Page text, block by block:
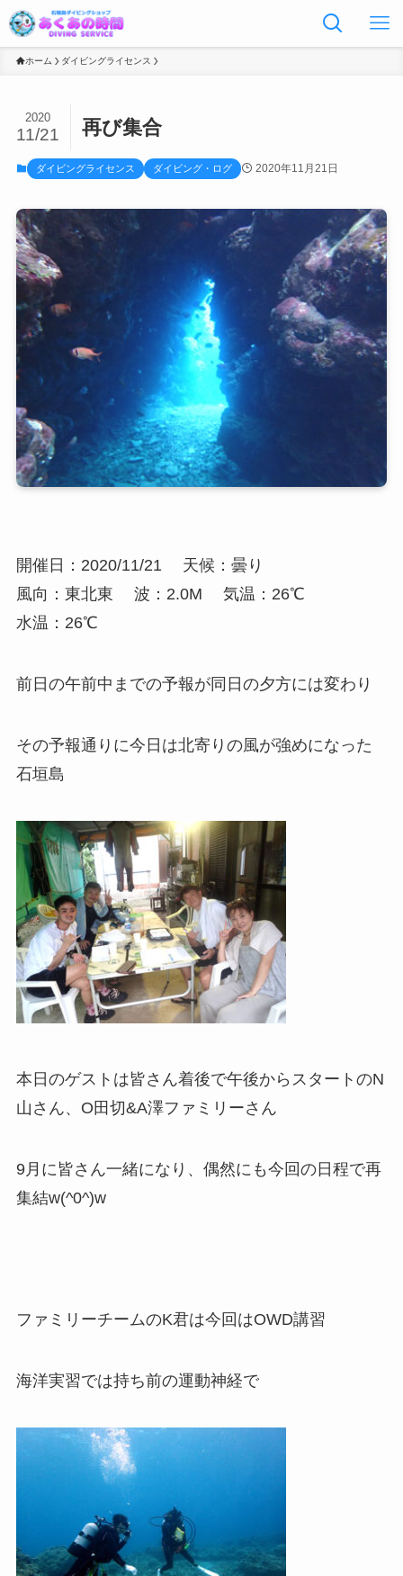
ホーム ダイビングライセンス
再び集合
2020
11/21
ダイビングライセンス ダイビング・ログ 2020年11月21日
開催日：2020/11/21
天候：曇り
風向：東北東
波：2.0M
気温：26℃
水温：26℃
前日の午前中までの予報が同日の夕方には変わり
その予報通りに今日は北寄りの風が強めになった
石垣島
本日のゲストは皆さん着後で午後からスタートのN
山さん、O田切&A澤ファミリーさん
9月に皆さん一緒になり、偶然にも今回の日程で再
集結w(^0^)w
ファミリーチームのK君は今回はOWD講習
海洋実習では持ち前の運動神経で